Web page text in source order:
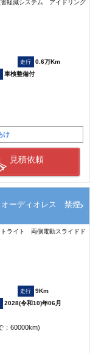
軽減システム アイドリング
0.6万Km
車検整備付
け
見積依頼
ーディオレス 禁煙
ライト 両側電動スライドド
9Km
2028(令和10)年06月
：60000km)